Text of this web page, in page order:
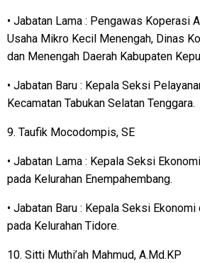
• Jabatan Lama : Pengawas Koperasi
Usaha Mikro Kecil Menengah, Dinas
dan Menengah Daerah Kabupaten
• Jabatan Baru : Kepala Seksi
Kecamatan Tabukan Selatan Tenggara.
9. Taufik Mocodompis, SE
• Jabatan Lama : Kepala Seksi
pada Kelurahan Enempahembang.
• Jabatan Baru : Kepala Seksi
pada Kelurahan Tidore.
10. Sitti Muthi’ah Mahmud, A.Md.KP